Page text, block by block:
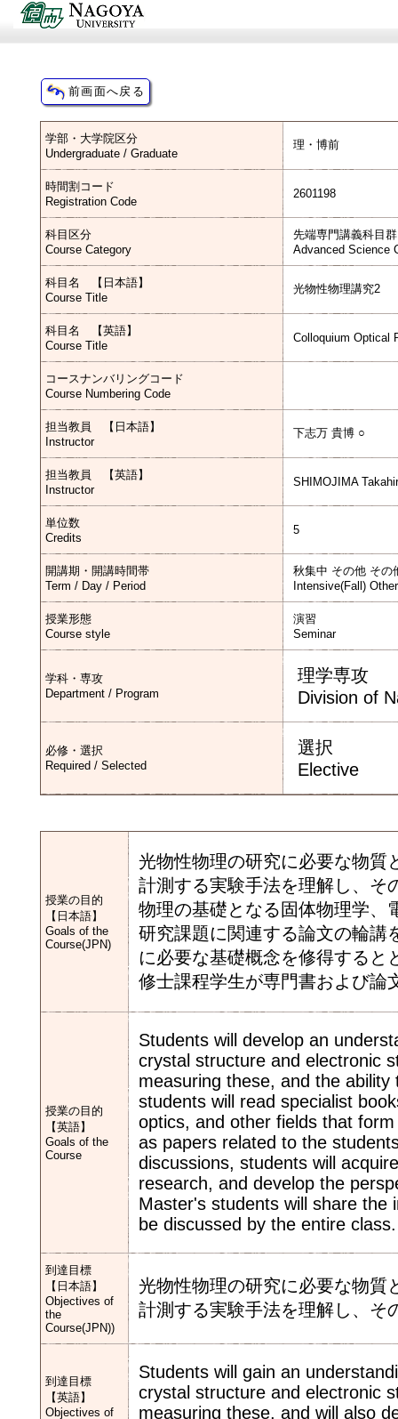
学部・大学院区分
Undergraduate / Graduate
理・博前
時間割コード
Registration Code
2601198
科目区分
Course Category
先端専門講義科目
Advanced Science
科目名 【日本語】
Course Title
光物性物理講究2
科目名 【英語】
Course Title
Colloquium Optical
コースナンバリングコード
Course Numbering Code
担当教員 【日本語】
Instructor
下志万 貴博 ○
担当教員 【英語】
Instructor
SHIMOJIMA
単位数
Credits
5
開講期・開講時間帯
Term / Day / Period
秋集中 その他 その
Intensive(Fall)
授業形態
Course style
演習
Seminar
学科・専攻
Department / Program
理学専攻
Division of
必修・選択
Required / Selected
選択
Elective
授業の目的
【日本語】
Goals of the
Course(JPN)
光物性物理の研究に必要な物質
計測する実験手法を理解し、そ
物理の基礎となる固体物理学、
研究課題に関連する論文の輪講
に必要な基礎概念を修得すると
修士課程学生が専門書および論
授業の目的
【英語】
Goals of the
Course
Students will develop an
crystal structure and electronic
measuring these, and the
students will read specialist
optics, and other fields that
as papers related to the
discussions, students will
research, and develop the
Master's students will share the
be discussed by the entire class.
到達目標
【日本語】
Objectives of
the
Course(JPN))
光物性物理の研究に必要な物質
計測する実験手法を理解し、そ
到達目標
【英語】
Objectives of
Students will gain an
crystal structure and electronic
measuring these, and will also